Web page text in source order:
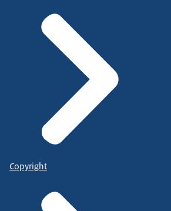
Copyright